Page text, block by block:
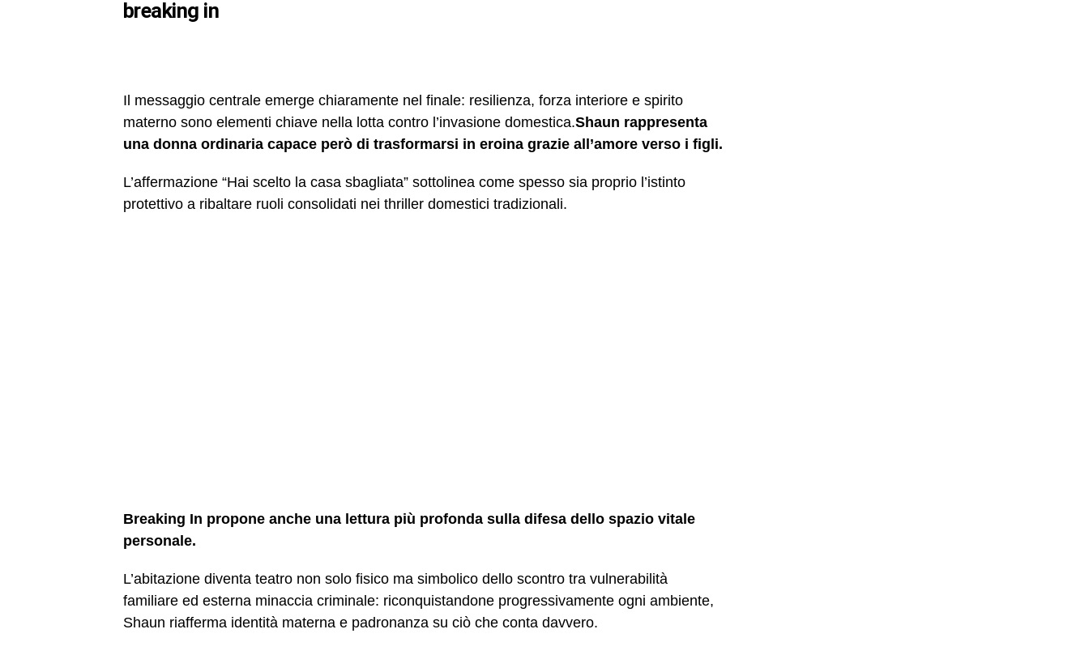
breaking in
Il messaggio centrale emerge chiaramente nel finale: resilienza, forza interiore e spirito
materno sono elementi chiave nella lotta contro l’invasione domestica.Shaun rappresenta
una donna ordinaria capace però di trasformarsi in eroina grazie all’amore verso i figli.
L’affermazione “Hai scelto la casa sbagliata” sottolinea come spesso sia proprio l’istinto
protettivo a ribaltare ruoli consolidati nei thriller domestici tradizionali.
Breaking In propone anche una lettura più profonda sulla difesa dello spazio vitale
personale.
L’abitazione diventa teatro non solo fisico ma simbolico dello scontro tra vulnerabilità
familiare ed esterna minaccia criminale: riconquistandone progressivamente ogni ambiente,
Shaun riafferma identità materna e padronanza su ciò che conta davvero.